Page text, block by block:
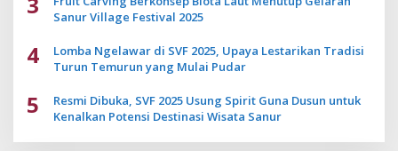
Sanur Village Festival 2025
4
Lomba Ngelawar di SVF 2025, Upaya Lestarikan Tradisi
Turun Temurun yang Mulai Pudar
5
Resmi Dibuka, SVF 2025 Usung Spirit Guna Dusun untuk
Kenalkan Potensi Destinasi Wisata Sanur